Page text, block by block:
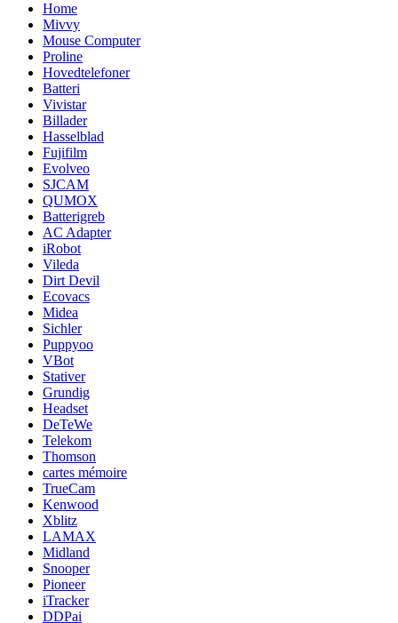
Home
Mivvy
Mouse Computer
Proline
Hovedtelefoner
Batteri
Vivistar
Billader
Hasselblad
Fujifilm
Evolveo
SJCAM
QUMOX
Batterigreb
AC Adapter
iRobot
Vileda
Dirt Devil
Ecovacs
Midea
Sichler
Puppyoo
VBot
Stativer
Grundig
Headset
DeTeWe
Telekom
Thomson
cartes mémoire
TrueCam
Kenwood
Xblitz
LAMAX
Midland
Snooper
Pioneer
iTracker
DDPai